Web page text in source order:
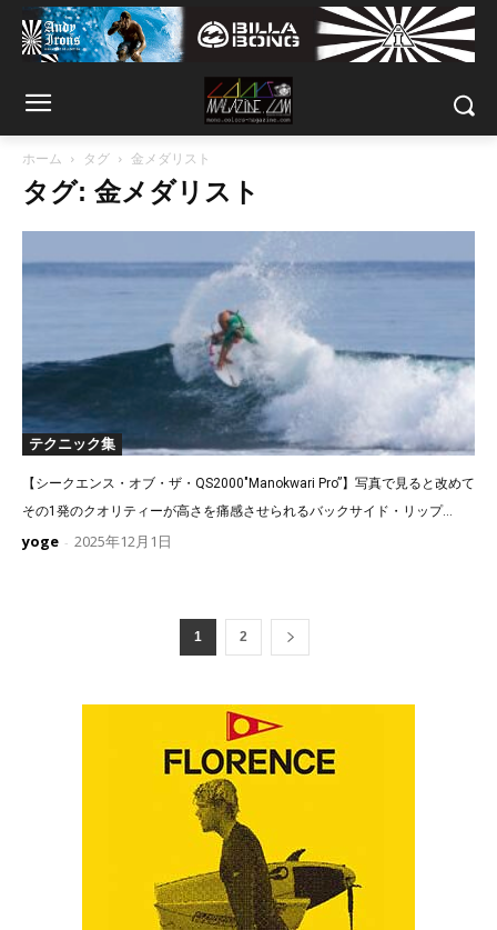
ホーム タグ 金メダリスト
タグ: 金メダリスト
テクニック集
【シークエンス・オブ・ザ・QS2000″Manokwari Pro”】写真で見ると改めて
その1発のクオリティーが高さを痛感させられるバックサイド・リップ...
yoge - 2025年12月1日
1 2